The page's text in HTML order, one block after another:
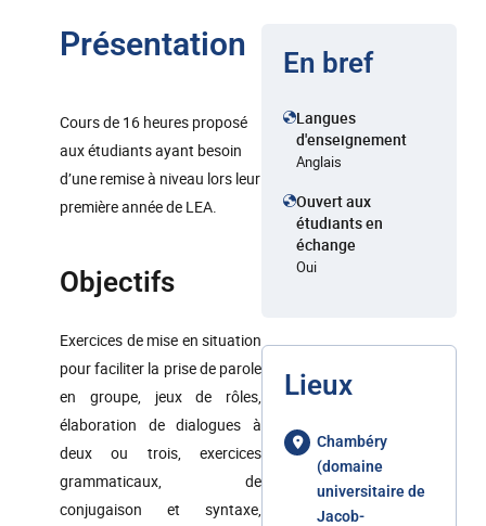
Présentation
Cours de 16 heures proposé
aux étudiants ayant besoin
d’une remise à niveau lors leur
première année de LEA.
Objectifs
Exercices de mise en situation
pour faciliter la prise de parole
en groupe, jeux de rôles,
élaboration de dialogues à
deux ou trois, exercices
grammaticaux, de
conjugaison et syntaxe,
En bref
Langues
d'enseignement
Anglais
Ouvert aux
étudiants en
échange
Oui
Lieux
Chambéry
(domaine
universitaire de
Jacob-